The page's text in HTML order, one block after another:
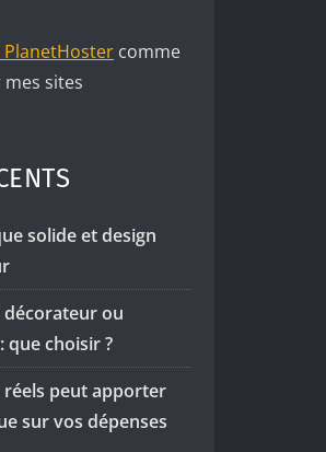
PlanetHoster comme
sites
solide et design
décorateur ou
que choisir ?
réels peut apporter
sur vos dépenses